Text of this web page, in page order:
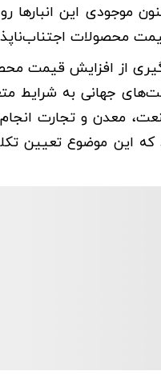
موجودی این
محصولات
از افزایش
جهانی به شرایط
معدن و تجارت
که این موضوع تعیین